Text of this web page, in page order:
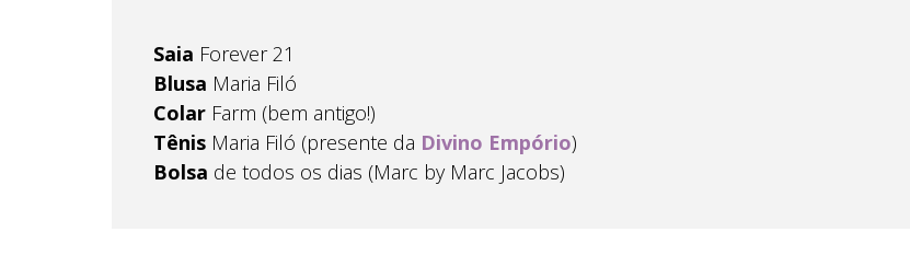
Saia Forever 21
Blusa Maria Filó
ColarFarm (bem antigo!)
TênisMaria Filó (presente da Divino Empório)
Bolsa de todos os dias (Marc by Marc Jacobs)